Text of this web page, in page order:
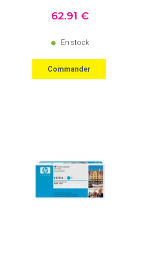
62.91 €
En stock